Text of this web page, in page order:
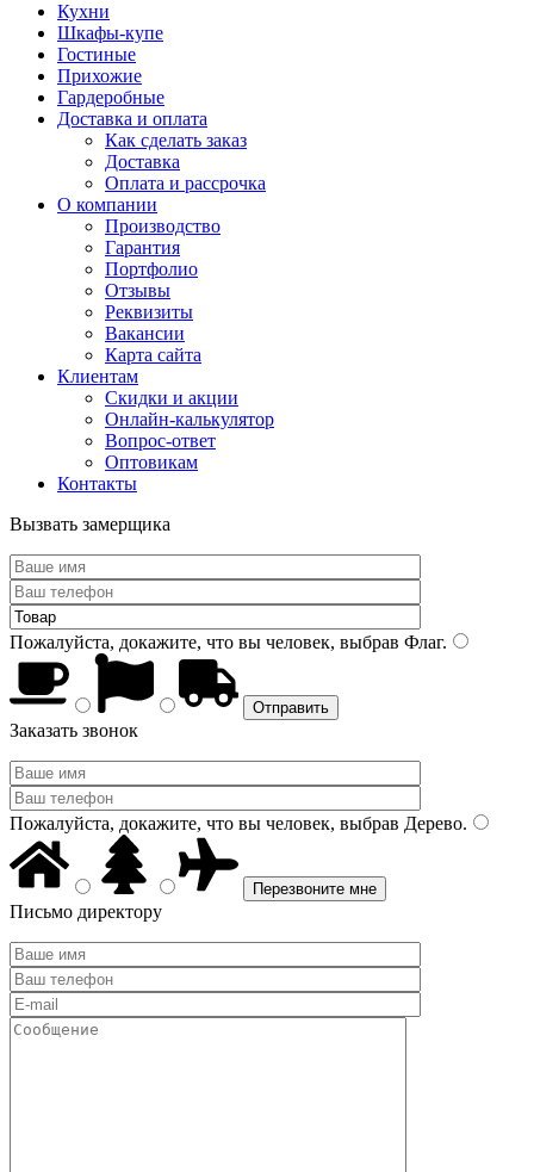
Кухни
Шкафы-купе
Гостиные
Прихожие
Гардеробные
Доставка и оплата
Как сделать заказ
Доставка
Оплата и рассрочка
О компании
Производство
Гарантия
Портфолио
Отзывы
Реквизиты
Вакансии
Карта сайта
Клиентам
Скидки и акции
Онлайн-калькулятор
Вопрос-ответ
Оптовикам
Контакты
Вызвать замерщика
Пожалуйста, докажите, что вы человек, выбрав Флаг.
Заказать звонок
Пожалуйста, докажите, что вы человек, выбрав Дерево.
Письмо директору